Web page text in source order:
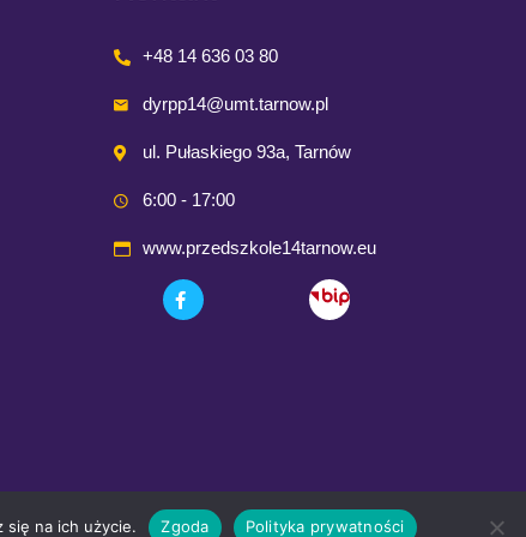
+48 14 636 03 80
dyrpp14@umt.tarnow.pl
ul. Pułaskiego 93a, Tarnów
6:00 - 17:00
www.przedszkole14tarnow.eu
się na ich użycie. Zgoda Polityka prywatności